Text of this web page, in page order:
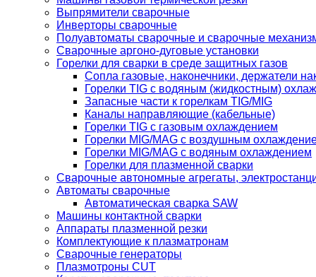
Выпрямители сварочные
Инверторы сварочные
Полуавтоматы сварочные и сварочные
Сварочные аргоно-дуговые установки
Горелки для сварки в среде защитных газов
Сопла газовые, наконечники, держатели
Горелки TIG с водяным (жидкостным)
Запасные части к горелкам TIG/MIG
Каналы направляющие (кабельные)
Горелки TIG с газовым охлаждением
Горелки MIG/MAG с воздушным
Горелки MIG/MAG с водяным охлаждением
Горелки для плазменной сварки
Сварочные автономные агрегаты,
Автоматы сварочные
Автоматическая сварка SAW
Машины контактной сварки
Аппараты плазменной резки
Комплектующие к плазматронам
Сварочные генераторы
Плазмотроны CUT